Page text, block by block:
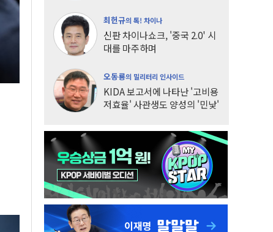
최헌규의 톡! 차이나
신판 차이나쇼크, '중국 2.0' 시
대를 마주하며
오동룡의 밀리터리 인사이드
KIDA 보고서에 나타난 '고비용
저효율' 사관생도 양성의 '민낯'